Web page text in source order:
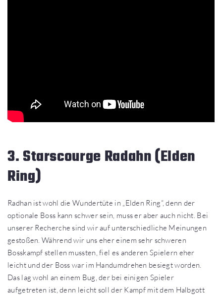
3. Starscourge Radahn (Elden
Ring)
Radhan ist wohl die Wundertüte in „Elden Ring“, denn der
optionale Boss kann schwer sein, muss er aber auch nicht. Bei
unserer Recherche sind wir auf unterschiedliche Meinungen
gestoßen. Während wir uns eher einem sehr schweren
Bosskampf stellen mussten, fiel es anderen Spielern eher
leicht und der Boss war im Handumdrehen besiegt worden.
Das lag wohl an einem Bug, der bei einigen Spieler
aufgetreten ist, denn leicht soll der Kampf mit dem Halbgott